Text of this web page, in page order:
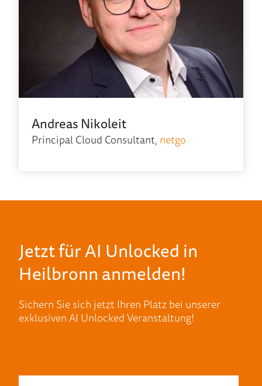
Andreas Nikoleit
Principal Cloud Consultant, netgo
Jetzt für AI Unlocked in
Heilbronn anmelden!
Sichern Sie sich jetzt Ihren Platz bei unserer
exklusiven AI Unlocked Veranstaltung!